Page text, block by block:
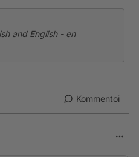
and English - en
Kommentoi